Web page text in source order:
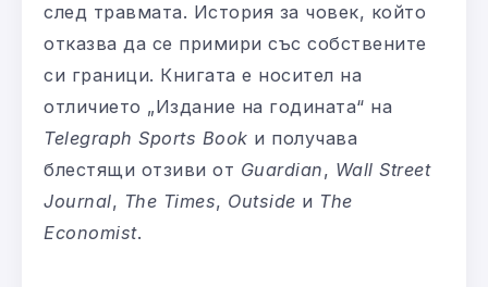
след травмата. История за човек, който
отказва да се примири със собствените
си граници. Книгата е носител на
отличието „Издание на годината“ на
Telegraph Sports Book и получава
блестящи отзиви от Guardian, Wall Street
Journal, The Times, Outside и The
Economist.